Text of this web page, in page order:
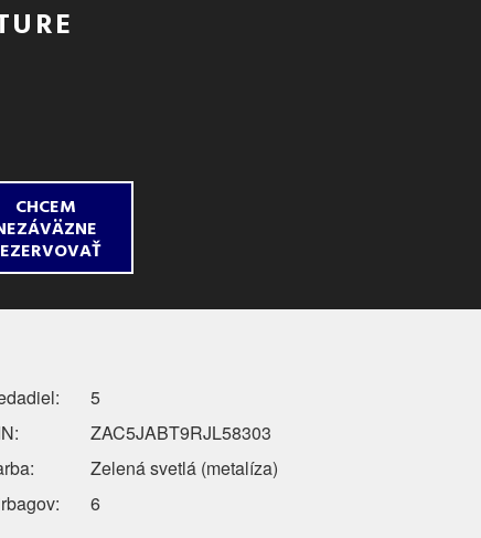
CHCEM
5
ZAC5JABT9RJL58303
Zelená svetlá (metalíza)
6